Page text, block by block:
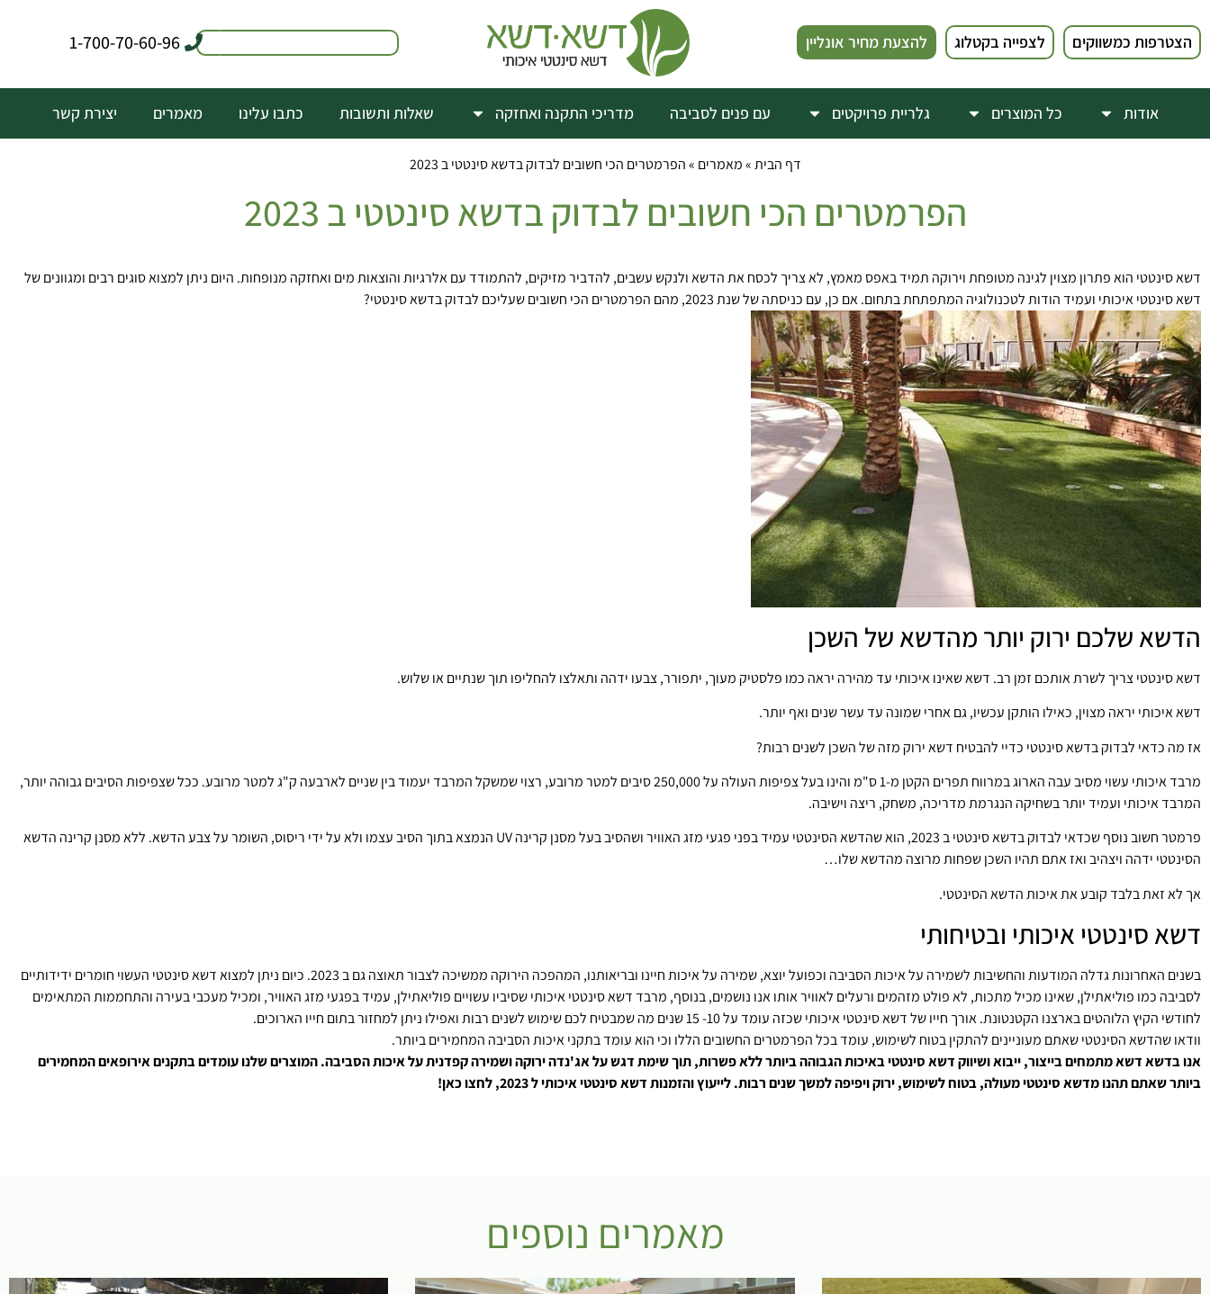
הצטרפות כמשווקים לצפייה בקטלוג להצעת מחיר אונליין 1-700-70-60-96
אודות כל המוצרים גלריית פרויקטים עם פנים לסביבה מדריכי התקנה ואחזקה שאלות ותשובות כתבו עלינו מאמרים יצירת קשר
דף הבית»מאמרים »הפרמטרים הכי חשובים לבדוק בדשא סינטטי ב 2023
הפרמטרים הכי חשובים לבדוק בדשא סינטטי ב 2023
דשא סינטטי הוא פתרון מצוין לגינה מטופחת וירוקה תמיד באפס מאמץ, לא צריך לכסח את הדשא ולנקש עשבים, להדביר מזיקים, להתמודד עם אלרגיות והוצאות מים ואחזקה מנופחות. היום ניתן למצוא סוגים רבים ומגוונים של
דשא סינטטי איכותי ועמיד הודות לטכנולוגיה המתפתחת בתחום. אם כן, עם כניסתה של שנת 2023, מהם הפרמטרים הכי חשובים שעליכם לבדוק בדשא סינטטי?
הדשא שלכם ירוק יותר מהדשא של השכן
דשא סינטטי צריך לשרת אותכם זמן רב. דשא שאינו איכותי עד מהירה יראה כמו פלסטיק מעוך, יתפורר, צבעו ידהה ותאלצו להחליפו תוך שנתיים או שלוש.
דשא איכותי יראה מצוין, כאילו הותקן עכשיו, גם אחרי שמונה עד עשר שנים ואף יותר.
אז מה כדאי לבדוק בדשא סינטטי כדיי להבטיח דשא ירוק מזה של השכן לשנים רבות?
מרבד איכותי עשוי מסיב עבה הארוג במרווח תפרים הקטן מ-1 ס"מ והינו בעל צפיפות העולה על 250,000 סיבים למטר מרובע, רצוי שמשקל המרבד יעמוד בין שניים לארבעה ק"ג למטר מרובע. ככל שצפיפות הסיבים גבוהה יותר,
המרבד איכותי ועמיד יותר בשחיקה הנגרמת מדריכה, משחק, ריצה וישיבה.
פרמטר חשוב נוסף שכדאי לבדוק בדשא סינטטי ב 2023, הוא שהדשא הסינטטי עמיד בפני פגעי מזג האוויר ושהסיב בעל מסנן קרינה UV הנמצא בתוך הסיב עצמו ולא על ידי ריסוס, השומר על צבע הדשא. ללא מסנן קרינה הדשא
הסינטטי ידהה ויצהיב ואז אתם תהיו השכן שפחות מרוצה מהדשא שלו…
אך לא זאת בלבד קובע את איכות הדשא הסינטטי.
דשא סינטטי איכותי ובטיחותי
בשנים האחרונות גדלה המודעות והחשיבות לשמירה על איכות הסביבה וכפועל יוצא, שמירה על איכות חיינו ובריאותנו, המהפכה הירוקה ממשיכה לצבור תאוצה גם ב 2023. כיום ניתן למצוא דשא סינטטי העשוי חומרים ידידותיים
לסביבה כמו פוליאתילן, שאינו מכיל מתכות, לא פולט מזהמים ורעלים לאוויר אותו אנו נושמים, בנוסף, מרבד דשא סינטטי איכותי שסיביו עשויים פוליאתילן, עמיד בפגעי מזג האוויר, ומכיל מעכבי בעירה והתחממות המתאימים
לחודשי הקיץ הלוהטים בארצנו הקטנטונת. אורך חייו של דשא סינטטי איכותי שכזה עומד על 10- 15 שנים מה שמבטיח לכם שימוש לשנים רבות ואפילו ניתן למחזור בתום חייו הארוכים.
וודאו שהדשא הסינטטי שאתם מעוניינים להתקין בטוח לשימוש, עומד בכל הפרמטרים החשובים הללו וכי הוא עומד בתקני איכות הסביבה המחמירים ביותר.
אנו בדשא דשא מתמחים בייצור, ייבוא ושיווק דשא סינטטי באיכות הגבוהה ביותר ללא פשרות, תוך שימת דגש על אג'נדה ירוקה ושמירה קפדנית על איכות הסביבה. המוצרים שלנו עומדים בתקנים אירופאים המחמירים
ביותר שאתם תהנו מדשא סינטטי מעולה, בטוח לשימוש, ירוק ויפיפה למשך שנים רבות. לייעוץ והזמנות דשא סינטטי איכותי ל 2023, לחצו כאן!
מאמרים נוספים